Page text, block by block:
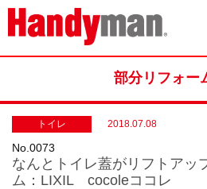
お風呂やキッチンのリフォーム
部分リフォー
トイレ 2018.07.08
No.0073
なんとトイレ蓋がリフトアッ
ム：LIXIL cocoleココレ